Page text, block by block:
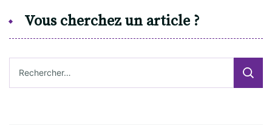
Vous cherchez un article ?